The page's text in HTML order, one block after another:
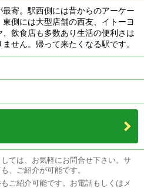
最寄。駅西側には昔からのアーケー
東側には大型店舗の西友、イトーヨ
、飲食店も多数あり生活の便利さは
せん。帰って来たくなる駅です。
ては、お気軽にお問合せ下さい。サ
、ご紹介が可能です。
ご紹介可能です。お電話もしくはメ